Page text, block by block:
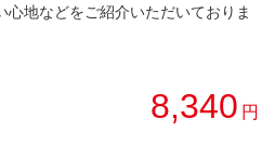
心地などをご紹介いただいておりま
8,340 円